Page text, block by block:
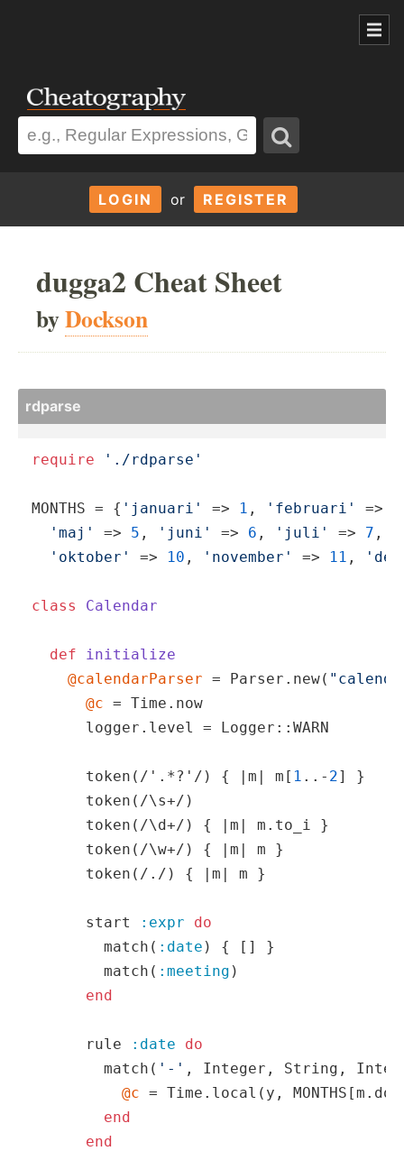
LOGIN or REGISTER
dugga2 Cheat Sheet
byDockson
rdparse
require './rdparse'
MONTHS = { 'januari' => 1 , 'februari' =>
'maj'
=> 5 , 'juni' => 6 , 'juli' => 7 ,
'oktober'
=> 10 , 'november' => 11 ,
class Calendar
def
initialize
@calendarParser = Parser.new(
@c = Time.now
logger.level = Logger::WARN
token( /'.*?'/ ) { |m| m[ 1 ..- 2] }
token( /\s+/ )
token( /\d+/ ) { |m| m.to_i }
token( /\w+/ ) { |m| m }
token( /./ ) { |m| m }
start :expr
do
match( :date ) { [] }
match( :meeting )
end
rule :date
do
match( '-' , Integer, String,
@c = Time.local(y,
end
end